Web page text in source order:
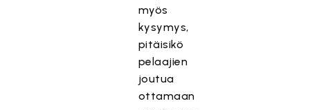
myös
kysymys,
pitäisikö
pelaajien
joutua
ottamaan